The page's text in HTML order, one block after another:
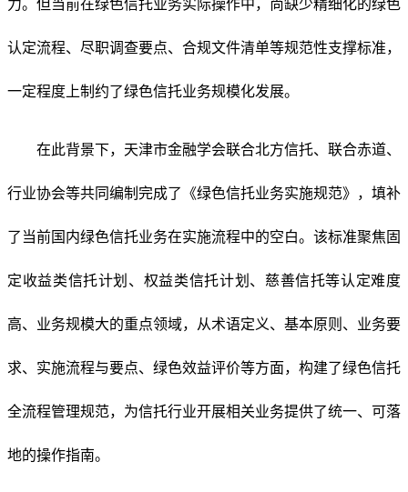
力。但当前在绿色信托业务实际操作中，尚缺少精细化的绿色
认定流程、尽职调查要点、合规文件清单等规范性支撑标准，
一定程度上制约了绿色信托业务规模化发展。
在此背景下，天津市金融学会联合北方信托、联合赤道、
行业协会等共同编制完成了《绿色信托业务实施规范》，填补
了当前国内绿色信托业务在实施流程中的空白。该标准聚焦固
定收益类信托计划、权益类信托计划、慈善信托等认定难度
高、业务规模大的重点领域，从术语定义、基本原则、业务要
求、实施流程与要点、绿色效益评价等方面，构建了绿色信托
全流程管理规范，为信托行业开展相关业务提供了统一、可落
地的操作指南。